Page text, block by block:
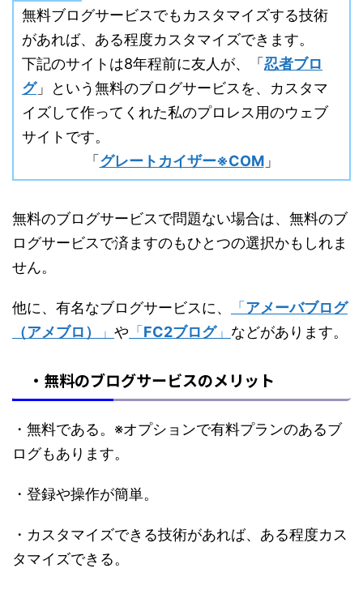
無料ブログサービスでもカスタマイズする技術
があれば、ある程度カスタマイズできます。
下記のサイトは8年程前に友人が、「 忍者ブロ
グ」という無料のブログサービスを、カスタマ
イズして作ってくれた私のプロレス用のウェブ
サイトです。
「 グレートカイザー※COM」
無料のブログサービスで問題ない場合は、無料のブ
ログサービスで済ますのもひとつの選択かもしれま
せん。
他に、有名なブログサービスに、 「 アメーバブログ
（アメブロ）
」 や 「 FC2ブログ」 などがあります。
・無料のブログサービスのメリット
・無料である。※オプションで有料プランのあるブ
ログもあります。
・登録や操作が簡単。
・カスタマイズできる技術があれば、ある程度カス
タマイズできる。